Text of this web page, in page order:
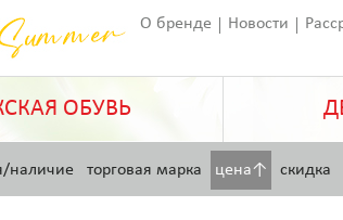
О бренде Новости
ОБУВЬ
наличие торговая марка цена↑ скидка